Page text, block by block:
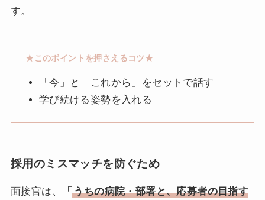
す。
★このポイントを押さえるコツ★
「今」と「これから」をセットで話す
学び続ける姿勢を入れる
採用のミスマッチを防ぐため
面接官は、 「うちの病院・部署と、応募者の目指す